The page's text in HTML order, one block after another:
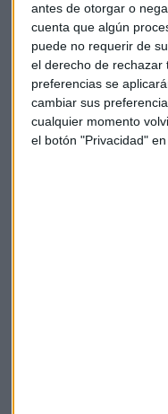
antes de otorgar o
cuenta que algún
puede no requerir de
el derecho de rechazar
preferencias se
cambiar sus
cualquier momento
el botón "Privacidad"
"Hay todauna cadena
una oportunidad
consolidada en nuestro
puede ser la clave.
Conectar la oferta a
una forma sostenible,